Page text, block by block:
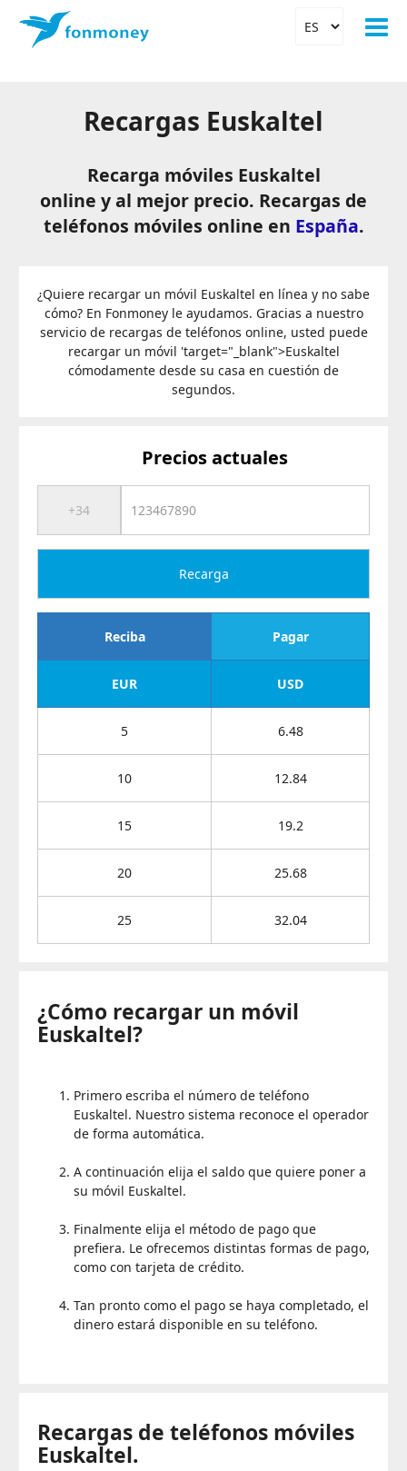
Recargas Euskaltel
Recarga móviles Euskaltel
online y al mejor precio. Recargas de
teléfonos móviles online en España.
¿Quiere recargar un móvil Euskaltel en línea y no sabe
cómo? En Fonmoney le ayudamos. Gracias a nuestro
servicio de recargas de teléfonos online, usted puede
recargar un móvil 'target="_blank">Euskaltel
cómodamente desde su casa en cuestión de
segundos.
Precios actuales
Recarga
Reciba Pagar
EUR USD
5 6.48
10 12.84
15 19.2
20 25.68
25 32.04
¿Cómo recargar un móvil
Euskaltel?
Primero escriba el número de teléfono
Euskaltel. Nuestro sistema reconoce el operador
de forma automática.
A continuación elija el saldo que quiere poner a
su móvil Euskaltel.
Finalmente elija el método de pago que
prefiera. Le ofrecemos distintas formas de pago,
como con tarjeta de crédito.
Tan pronto como el pago se haya completado, el
dinero estará disponible en su teléfono.
Recargas de teléfonos móviles
Euskaltel.